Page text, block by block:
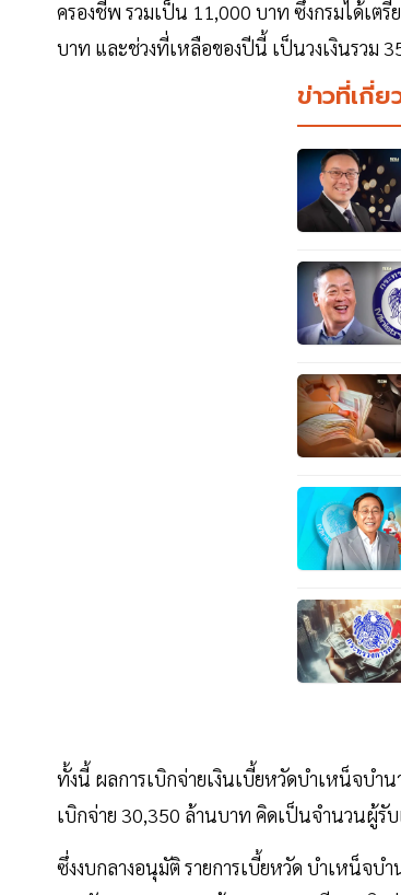
ครองชีพ รวมเป็น 11,000 บาท ซึ่งกรมได้เต
บาท และช่วงที่เหลือของปีนี้ เป็นวงเงินรวม
ข่าวที่เกี่
ทั้งนี้ ผลการเบิกจ่ายเงินเบี้ยหวัดบำเหน็จบ
เบิกจ่าย 30,350 ล้านบาท คิดเป็นจำนวนผู้รั
ซึ่งงบกลางอนุมัติ รายการเบี้ยหวัด บำเหน็จ